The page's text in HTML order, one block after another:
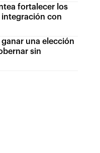
fortalecer los
integración con
ganar una elección
sin